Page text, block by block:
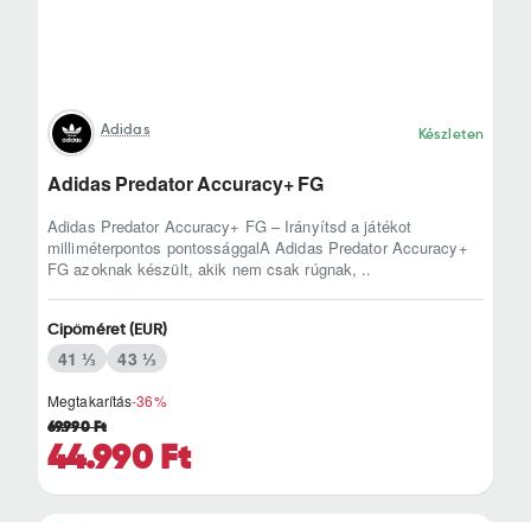
Adidas Készleten
Adidas Predator Accuracy+ FG
Adidas Predator Accuracy+ FG – Irányítsd a játékot
milliméterpontos pontossággalA Adidas Predator Accuracy+
FG azoknak készült, akik nem csak rúgnak, ..
Megtakarítás-36%
44.990 Ft
69.990 Ft
Cipőméret (EUR)
41 ⅓ 43 ⅓